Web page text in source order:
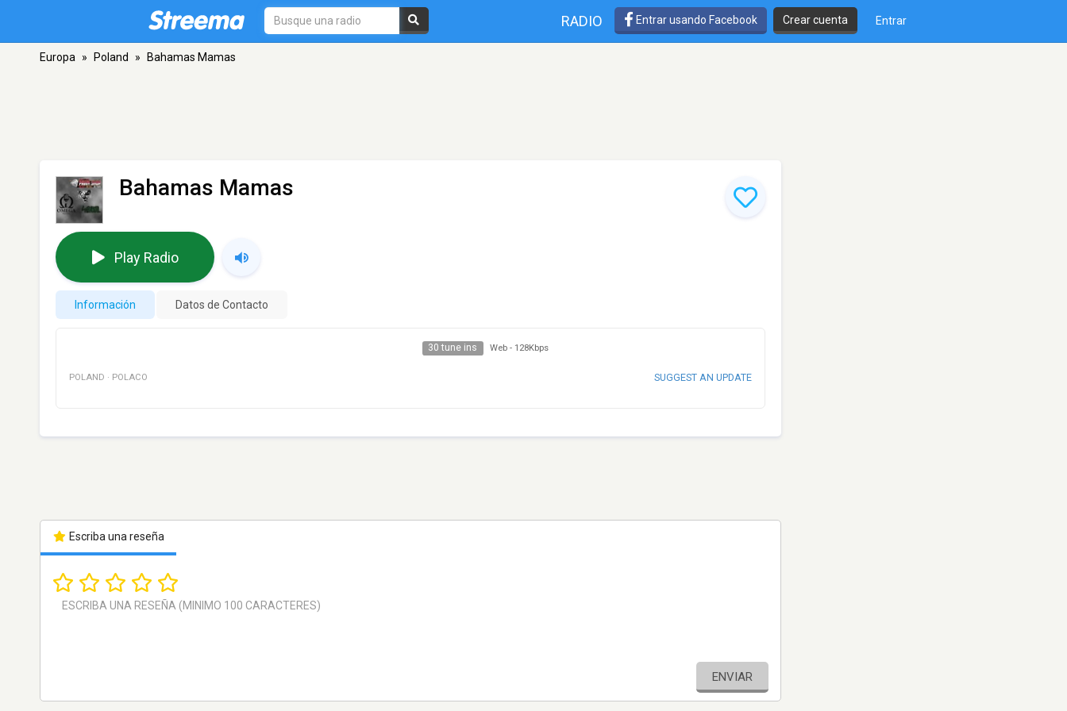
RADIO Entrar usando Facebook Crear cuenta Entrar
Europa » Poland » Bahamas Mamas
Bahamas Mamas
Play Radio
Información Datos de Contacto
30 tune ins Web - 128Kbps
POLAND · POLACO SUGGEST AN UPDATE
Escriba una reseña
ENVIAR